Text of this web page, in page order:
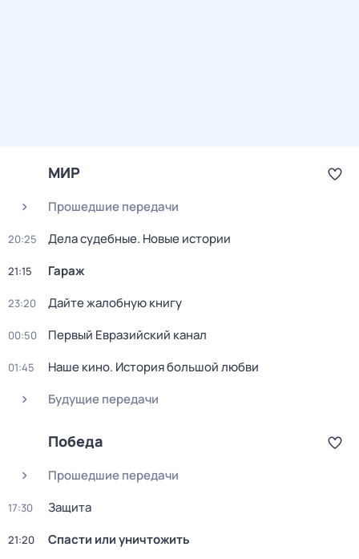
МИР
Прошедшие передачи
20:25 Дела судебные. Новые истории
21:15 Гараж
23:20 Дайте жалобную книгу
00:50 Первый Евразийский канал
01:45
Нaше кинo. История большой любви
Будущие передачи
Победа
Прошедшие передачи
17:30 Защита
21:20 Спасти или уничтожить